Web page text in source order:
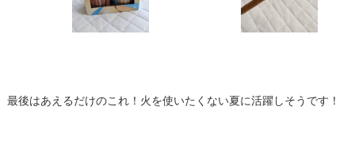
最後はあえるだけのこれ！火を使いたくない夏に活躍しそうです！